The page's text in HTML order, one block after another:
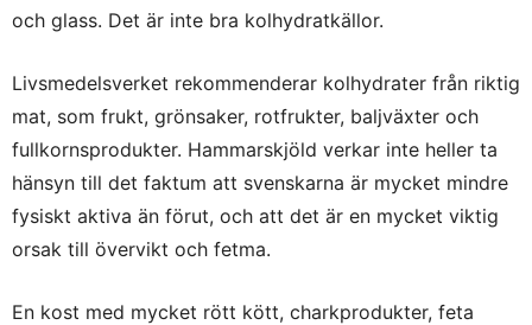
och glass. Det är inte bra kolhydratkällor.
Livsmedelsverket rekommenderar kolhydrater från riktig
mat, som frukt, grönsaker, rotfrukter, baljväxter och
fullkornsprodukter. Hammarskjöld verkar inte heller ta
hänsyn till det faktum att svenskarna är mycket mindre
fysiskt aktiva än förut, och att det är en mycket viktig
orsak till övervikt och fetma.
En kost med mycket rött kött, charkprodukter, feta